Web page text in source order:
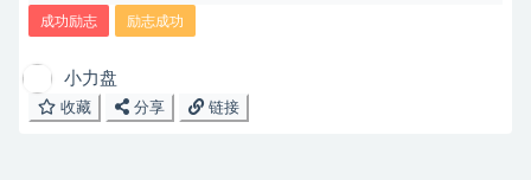
成功励志 励志成功
小力盘
收藏
分享 链接